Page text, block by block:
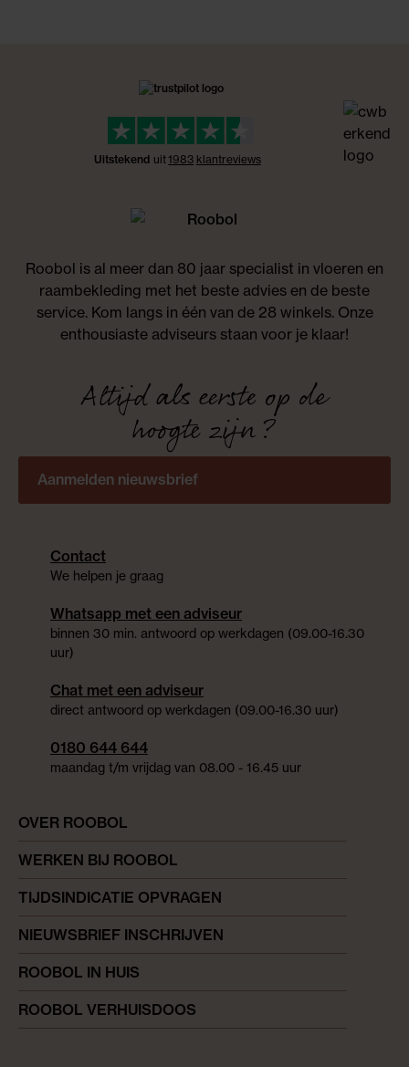
Roobol is al meer dan 80 jaar specialist in vloeren en
raambekleding met het beste advies en de beste
service. Kom langs in één van de 28 winkels. Onze
enthousiaste adviseurs staan voor je klaar!
Altijd als eerste op de
hoogte zijn?
Aanmelden nieuwsbrief
OVER ROOBOL
WERKEN BIJ ROOBOL
TIJDSINDICATIE OPVRAGEN
NIEUWSBRIEF INSCHRIJVEN
ROOBOL IN HUIS
ROOBOL VERHUISDOOS
Contact
We helpen je graag
Whatsapp met een adviseur
binnen 30 min. antwoord op werkdagen (09.00-16.30
uur)
Chat met een adviseur
direct antwoord op werkdagen (09.00-16.30 uur)
0180 644 644
maandag t/m vrijdag van 08.00 - 16.45 uur
Uitstekend uit 1983 klantreviews